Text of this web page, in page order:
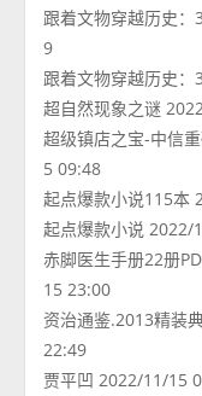
跟着文物穿越历史
9
跟着文物穿越历史
超自然现象之谜
超级镇店之宝-中信
5 09:48
起点爆款小说115本
起点爆款小说 2022/
赤脚医生手册22册
15 23:00
资治通鉴.2013精装
22:49
贾平凹 2022/11/15